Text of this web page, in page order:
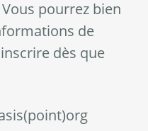
pourrez bien
de
dès que